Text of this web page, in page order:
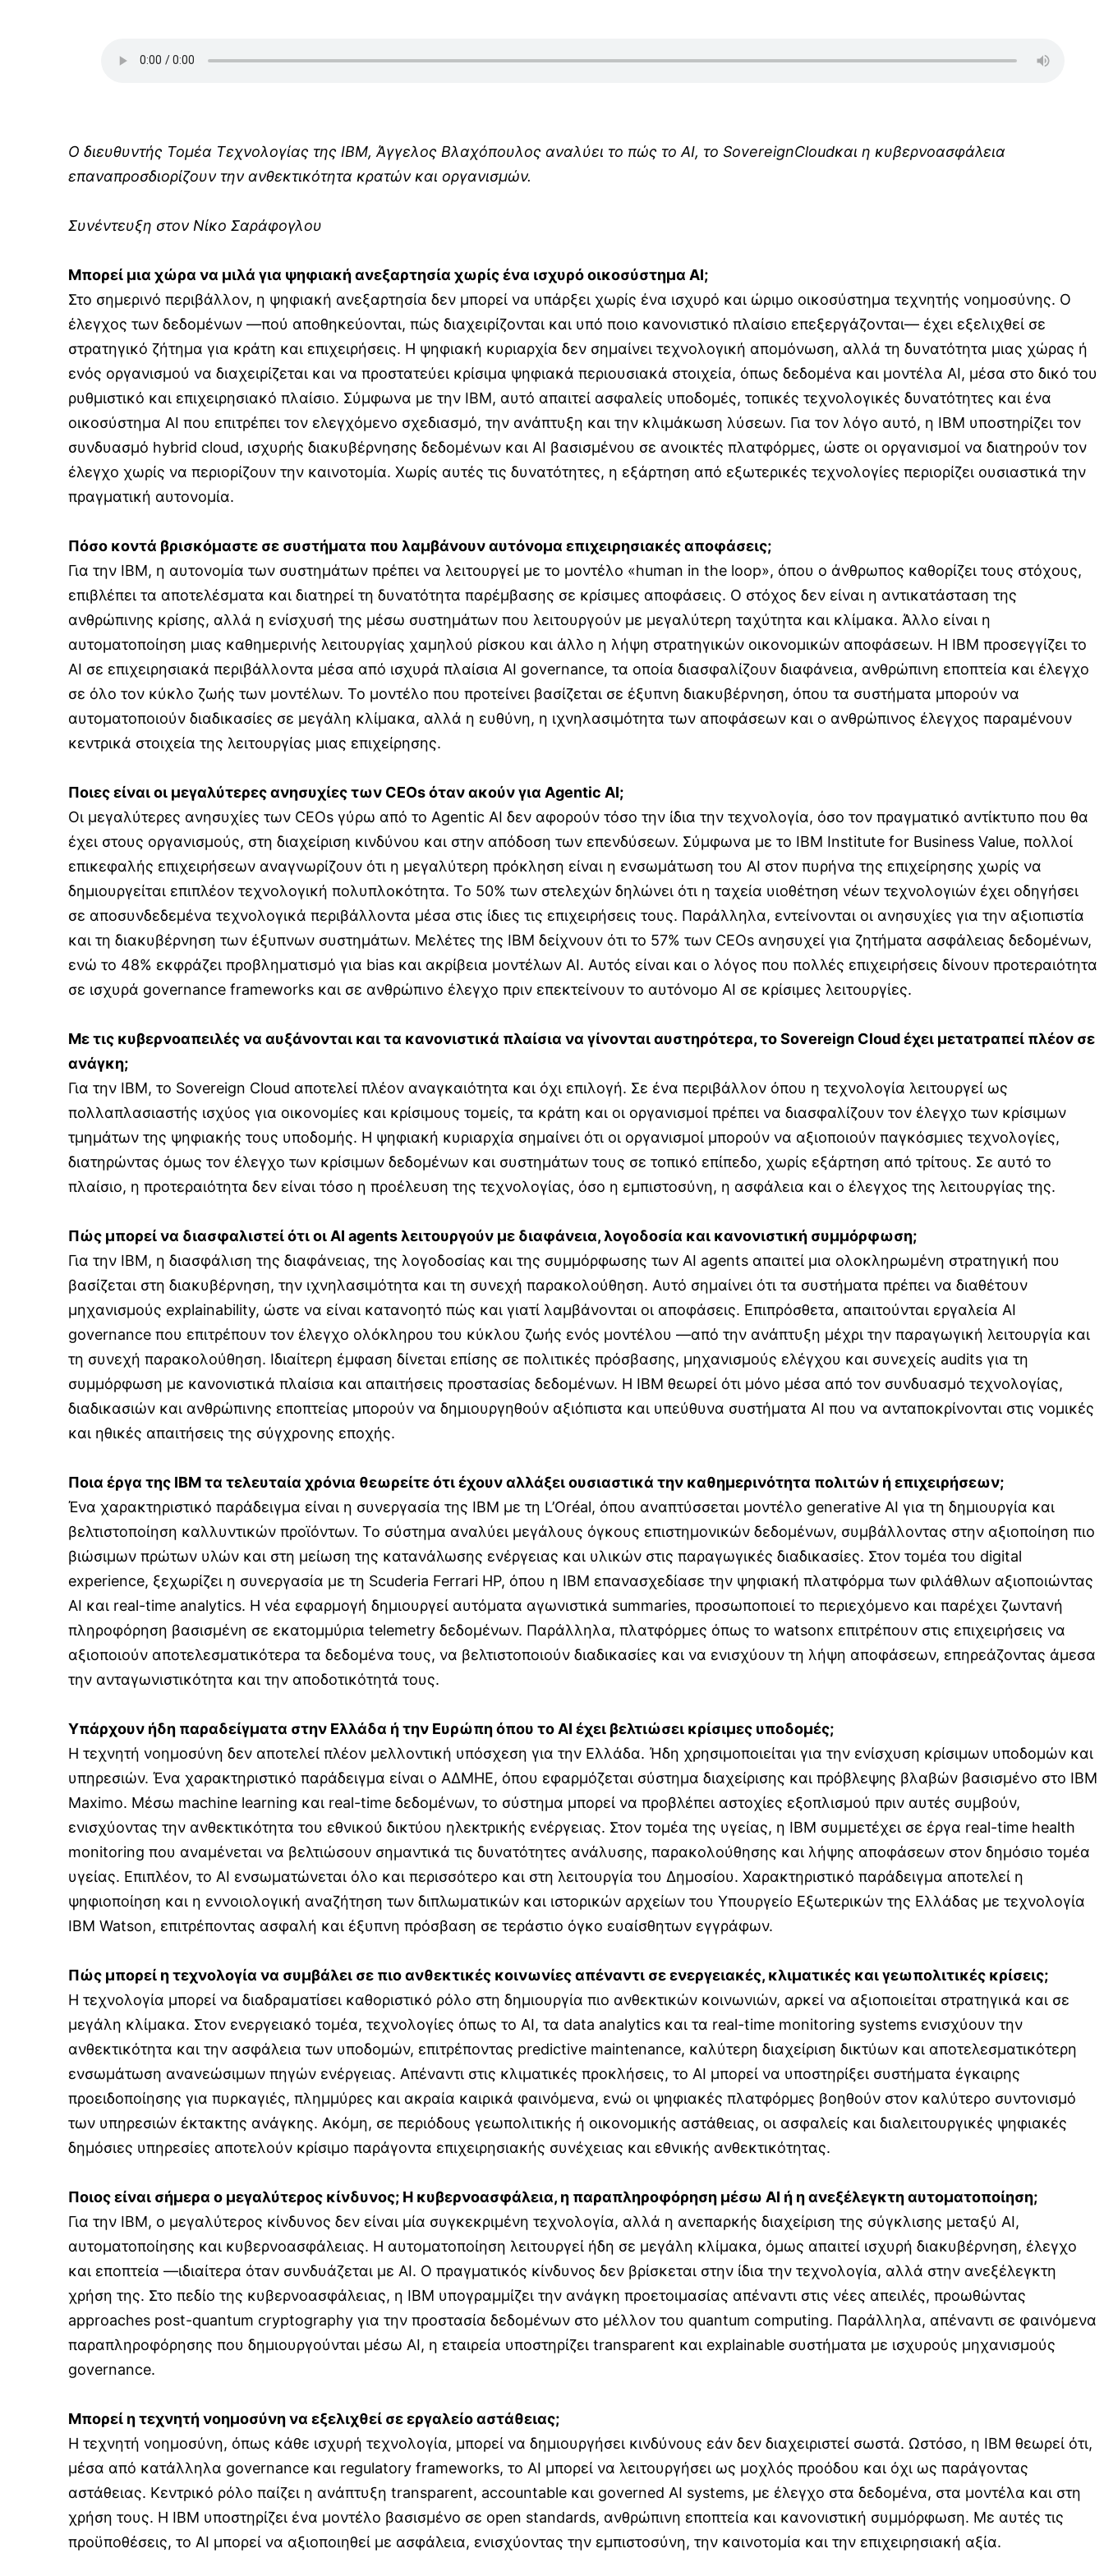
Ο διευθυντής Τομέα Τεχνολογίας της ΙΒΜ, Άγγελος Βλαχόπουλος αναλύει το πώς το AI, το SovereignCloudκαι η κυβερνοασφάλεια
επαναπροσδιορίζουν την ανθεκτικότητα κρατών και οργανισμών.
Συνέντευξη στον Νίκο Σαράφογλου
Μπορεί μια χώρα να μιλά για ψηφιακή ανεξαρτησία χωρίς ένα ισχυρό οικοσύστημα AI;
Στο σημερινό περιβάλλον, η ψηφιακή ανεξαρτησία δεν μπορεί να υπάρξει χωρίς ένα ισχυρό και ώριμο οικοσύστημα τεχνητής νοημοσύνης. Ο
έλεγχος των δεδομένων —πού αποθηκεύονται, πώς διαχειρίζονται και υπό ποιο κανονιστικό πλαίσιο επεξεργάζονται— έχει εξελιχθεί σε
στρατηγικό ζήτημα για κράτη και επιχειρήσεις. Η ψηφιακή κυριαρχία δεν σημαίνει τεχνολογική απομόνωση, αλλά τη δυνατότητα μιας χώρας ή
ενός οργανισμού να διαχειρίζεται και να προστατεύει κρίσιμα ψηφιακά περιουσιακά στοιχεία, όπως δεδομένα και μοντέλα AI, μέσα στο δικό του
ρυθμιστικό και επιχειρησιακό πλαίσιο. Σύμφωνα με την IBM, αυτό απαιτεί ασφαλείς υποδομές, τοπικές τεχνολογικές δυνατότητες και ένα
οικοσύστημα AI που επιτρέπει τον ελεγχόμενο σχεδιασμό, την ανάπτυξη και την κλιμάκωση λύσεων. Για τον λόγο αυτό, η IBM υποστηρίζει τον
συνδυασμό hybrid cloud, ισχυρής διακυβέρνησης δεδομένων και AI βασισμένου σε ανοικτές πλατφόρμες, ώστε οι οργανισμοί να διατηρούν τον
έλεγχο χωρίς να περιορίζουν την καινοτομία. Χωρίς αυτές τις δυνατότητες, η εξάρτηση από εξωτερικές τεχνολογίες περιορίζει ουσιαστικά την
πραγματική αυτονομία.
Πόσο κοντά βρισκόμαστε σε συστήματα που λαμβάνουν αυτόνομα επιχειρησιακές αποφάσεις;
Για την IBM, η αυτονομία των συστημάτων πρέπει να λειτουργεί με το μοντέλο «human in the loop», όπου ο άνθρωπος καθορίζει τους στόχους,
επιβλέπει τα αποτελέσματα και διατηρεί τη δυνατότητα παρέμβασης σε κρίσιμες αποφάσεις. Ο στόχος δεν είναι η αντικατάσταση της
ανθρώπινης κρίσης, αλλά η ενίσχυσή της μέσω συστημάτων που λειτουργούν με μεγαλύτερη ταχύτητα και κλίμακα. Άλλο είναι η
αυτοματοποίηση μιας καθημερινής λειτουργίας χαμηλού ρίσκου και άλλο η λήψη στρατηγικών οικονομικών αποφάσεων. Η IBM προσεγγίζει το
AI σε επιχειρησιακά περιβάλλοντα μέσα από ισχυρά πλαίσια AI governance, τα οποία διασφαλίζουν διαφάνεια, ανθρώπινη εποπτεία και έλεγχο
σε όλο τον κύκλο ζωής των μοντέλων. Το μοντέλο που προτείνει βασίζεται σε έξυπνη διακυβέρνηση, όπου τα συστήματα μπορούν να
αυτοματοποιούν διαδικασίες σε μεγάλη κλίμακα, αλλά η ευθύνη, η ιχνηλασιμότητα των αποφάσεων και ο ανθρώπινος έλεγχος παραμένουν
κεντρικά στοιχεία της λειτουργίας μιας επιχείρησης.
Ποιες είναι οι μεγαλύτερες ανησυχίες των CEOsόταν ακούν για Agentic AI;
Οι μεγαλύτερες ανησυχίες των CEOs γύρω από το Agentic AI δεν αφορούν τόσο την ίδια την τεχνολογία, όσο τον πραγματικό αντίκτυπο που θα
έχει στους οργανισμούς, στη διαχείριση κινδύνου και στην απόδοση των επενδύσεων. Σύμφωνα με το IBM Institute for Business Value, πολλοί
επικεφαλής επιχειρήσεων αναγνωρίζουν ότι η μεγαλύτερη πρόκληση είναι η ενσωμάτωση του AI στον πυρήνα της επιχείρησης χωρίς να
δημιουργείται επιπλέον τεχνολογική πολυπλοκότητα. Το 50% των στελεχών δηλώνει ότι η ταχεία υιοθέτηση νέων τεχνολογιών έχει οδηγήσει
σε αποσυνδεδεμένα τεχνολογικά περιβάλλοντα μέσα στις ίδιες τις επιχειρήσεις τους. Παράλληλα, εντείνονται οι ανησυχίες για την αξιοπιστία
και τη διακυβέρνηση των έξυπνων συστημάτων. Μελέτες της IBM δείχνουν ότι το 57% των CEOs ανησυχεί για ζητήματα ασφάλειας δεδομένων,
ενώ το 48% εκφράζει προβληματισμό για bias και ακρίβεια μοντέλων AI. Αυτός είναι και ο λόγος που πολλές επιχειρήσεις δίνουν προτεραιότητα
σε ισχυρά governance frameworks και σε ανθρώπινο έλεγχο πριν επεκτείνουν το αυτόνομο AI σε κρίσιμες λειτουργίες.
Με τις κυβερνοαπειλές να αυξάνονται και τα κανονιστικά πλαίσια να γίνονται αυστηρότερα, τοSovereign Cloudέχει μετατραπεί πλέον σε
ανάγκη;
Για την IBM, το Sovereign Cloud αποτελεί πλέον αναγκαιότητα και όχι επιλογή. Σε ένα περιβάλλον όπου η τεχνολογία λειτουργεί ως
πολλαπλασιαστής ισχύος για οικονομίες και κρίσιμους τομείς, τα κράτη και οι οργανισμοί πρέπει να διασφαλίζουν τον έλεγχο των κρίσιμων
τμημάτων της ψηφιακής τους υποδομής. Η ψηφιακή κυριαρχία σημαίνει ότι οι οργανισμοί μπορούν να αξιοποιούν παγκόσμιες τεχνολογίες,
διατηρώντας όμως τον έλεγχο των κρίσιμων δεδομένων και συστημάτων τους σε τοπικό επίπεδο, χωρίς εξάρτηση από τρίτους. Σε αυτό το
πλαίσιο, η προτεραιότητα δεν είναι τόσο η προέλευση της τεχνολογίας, όσο η εμπιστοσύνη, η ασφάλεια και ο έλεγχος της λειτουργίας της.
Πώς μπορεί να διασφαλιστεί ότι οι AI agents λειτουργούν με διαφάνεια, λογοδοσία και κανονιστική συμμόρφωση;
Για την IBM, η διασφάλιση της διαφάνειας, της λογοδοσίας και της συμμόρφωσης των AI agents απαιτεί μια ολοκληρωμένη στρατηγική που
βασίζεται στη διακυβέρνηση, την ιχνηλασιμότητα και τη συνεχή παρακολούθηση. Αυτό σημαίνει ότι τα συστήματα πρέπει να διαθέτουν
μηχανισμούς explainability, ώστε να είναι κατανοητό πώς και γιατί λαμβάνονται οι αποφάσεις. Επιπρόσθετα, απαιτούνται εργαλεία AI
governance που επιτρέπουν τον έλεγχο ολόκληρου του κύκλου ζωής ενός μοντέλου —από την ανάπτυξη μέχρι την παραγωγική λειτουργία και
τη συνεχή παρακολούθηση. Ιδιαίτερη έμφαση δίνεται επίσης σε πολιτικές πρόσβασης, μηχανισμούς ελέγχου και συνεχείς audits για τη
συμμόρφωση με κανονιστικά πλαίσια και απαιτήσεις προστασίας δεδομένων. Η IBM θεωρεί ότι μόνο μέσα από τον συνδυασμό τεχνολογίας,
διαδικασιών και ανθρώπινης εποπτείας μπορούν να δημιουργηθούν αξιόπιστα και υπεύθυνα συστήματα AI που να ανταποκρίνονται στις νομικές
και ηθικές απαιτήσεις της σύγχρονης εποχής.
Ποια έργα της IBMτα τελευταία χρόνια θεωρείτε ότι έχουν αλλάξει ουσιαστικά την καθημερινότητα πολιτών ή επιχειρήσεων;
Ένα χαρακτηριστικό παράδειγμα είναι η συνεργασία της IBM με τη L’Oréal, όπου αναπτύσσεται μοντέλο generative AI για τη δημιουργία και
βελτιστοποίηση καλλυντικών προϊόντων. Το σύστημα αναλύει μεγάλους όγκους επιστημονικών δεδομένων, συμβάλλοντας στην αξιοποίηση πιο
βιώσιμων πρώτων υλών και στη μείωση της κατανάλωσης ενέργειας και υλικών στις παραγωγικές διαδικασίες. Στον τομέα του digital
experience, ξεχωρίζει η συνεργασία με τη Scuderia Ferrari HP, όπου η IBM επανασχεδίασε την ψηφιακή πλατφόρμα των φιλάθλων αξιοποιώντας
AI και real-time analytics. Η νέα εφαρμογή δημιουργεί αυτόματα αγωνιστικά summaries, προσωποποιεί το περιεχόμενο και παρέχει ζωντανή
πληροφόρηση βασισμένη σε εκατομμύρια telemetry δεδομένων. Παράλληλα, πλατφόρμες όπως το watsonx επιτρέπουν στις επιχειρήσεις να
αξιοποιούν αποτελεσματικότερα τα δεδομένα τους, να βελτιστοποιούν διαδικασίες και να ενισχύουν τη λήψη αποφάσεων, επηρεάζοντας άμεσα
την ανταγωνιστικότητα και την αποδοτικότητά τους.
Υπάρχουν ήδη παραδείγματα στην Ελλάδα ή την Ευρώπη όπου το AI έχει βελτιώσει κρίσιμες υποδομές;
Η τεχνητή νοημοσύνη δεν αποτελεί πλέον μελλοντική υπόσχεση για την Ελλάδα. Ήδη χρησιμοποιείται για την ενίσχυση κρίσιμων υποδομών και
υπηρεσιών. Ένα χαρακτηριστικό παράδειγμα είναι ο ΑΔΜΗΕ, όπου εφαρμόζεται σύστημα διαχείρισης και πρόβλεψης βλαβών βασισμένο στο IBM
Maximo. Μέσω machine learning και real-time δεδομένων, το σύστημα μπορεί να προβλέπει αστοχίες εξοπλισμού πριν αυτές συμβούν,
ενισχύοντας την ανθεκτικότητα του εθνικού δικτύου ηλεκτρικής ενέργειας. Στον τομέα της υγείας, η IBM συμμετέχει σε έργα real-time health
monitoring που αναμένεται να βελτιώσουν σημαντικά τις δυνατότητες ανάλυσης, παρακολούθησης και λήψης αποφάσεων στον δημόσιο τομέα
υγείας. Επιπλέον, το AI ενσωματώνεται όλο και περισσότερο και στη λειτουργία του Δημοσίου. Χαρακτηριστικό παράδειγμα αποτελεί η
ψηφιοποίηση και η εννοιολογική αναζήτηση των διπλωματικών και ιστορικών αρχείων του Υπουργείο Εξωτερικών της Ελλάδας με τεχνολογία
IBM Watson, επιτρέποντας ασφαλή και έξυπνη πρόσβαση σε τεράστιο όγκο ευαίσθητων εγγράφων.
Πώς μπορεί η τεχνολογία να συμβάλει σε πιο ανθεκτικές κοινωνίες απέναντι σε ενεργειακές, κλιματικές και γεωπολιτικές κρίσεις;
Η τεχνολογία μπορεί να διαδραματίσει καθοριστικό ρόλο στη δημιουργία πιο ανθεκτικών κοινωνιών, αρκεί να αξιοποιείται στρατηγικά και σε
μεγάλη κλίμακα. Στον ενεργειακό τομέα, τεχνολογίες όπως το AI, τα data analytics και τα real-time monitoring systems ενισχύουν την
ανθεκτικότητα και την ασφάλεια των υποδομών, επιτρέποντας predictive maintenance, καλύτερη διαχείριση δικτύων και αποτελεσματικότερη
ενσωμάτωση ανανεώσιμων πηγών ενέργειας. Απέναντι στις κλιματικές προκλήσεις, το AI μπορεί να υποστηρίξει συστήματα έγκαιρης
προειδοποίησης για πυρκαγιές, πλημμύρες και ακραία καιρικά φαινόμενα, ενώ οι ψηφιακές πλατφόρμες βοηθούν στον καλύτερο συντονισμό
των υπηρεσιών έκτακτης ανάγκης. Ακόμη, σε περιόδους γεωπολιτικής ή οικονομικής αστάθειας, οι ασφαλείς και διαλειτουργικές ψηφιακές
δημόσιες υπηρεσίες αποτελούν κρίσιμο παράγοντα επιχειρησιακής συνέχειας και εθνικής ανθεκτικότητας.
Ποιος είναι σήμερα ο μεγαλύτερος κίνδυνος; Η κυβερνοασφάλεια, η παραπληροφόρηση μέσω AI ή η ανεξέλεγκτη αυτοματοποίηση;
Για την IBM, ο μεγαλύτερος κίνδυνος δεν είναι μία συγκεκριμένη τεχνολογία, αλλά η ανεπαρκής διαχείριση της σύγκλισης μεταξύ AI,
αυτοματοποίησης και κυβερνοασφάλειας. Η αυτοματοποίηση λειτουργεί ήδη σε μεγάλη κλίμακα, όμως απαιτεί ισχυρή διακυβέρνηση, έλεγχο
και εποπτεία —ιδιαίτερα όταν συνδυάζεται με AI. Ο πραγματικός κίνδυνος δεν βρίσκεται στην ίδια την τεχνολογία, αλλά στην ανεξέλεγκτη
χρήση της. Στο πεδίο της κυβερνοασφάλειας, η IBM υπογραμμίζει την ανάγκη προετοιμασίας απέναντι στις νέες απειλές, προωθώντας
approaches post-quantum cryptography για την προστασία δεδομένων στο μέλλον του quantum computing. Παράλληλα, απέναντι σε φαινόμενα
παραπληροφόρησης που δημιουργούνται μέσω AI, η εταιρεία υποστηρίζει transparent και explainable συστήματα με ισχυρούς μηχανισμούς
governance.
Μπορεί η τεχνητή νοημοσύνη να εξελιχθεί σε εργαλείο αστάθειας;
Η τεχνητή νοημοσύνη, όπως κάθε ισχυρή τεχνολογία, μπορεί να δημιουργήσει κινδύνους εάν δεν διαχειριστεί σωστά. Ωστόσο, η IBM θεωρεί ότι,
μέσα από κατάλληλα governance και regulatory frameworks, το AI μπορεί να λειτουργήσει ως μοχλός προόδου και όχι ως παράγοντας
αστάθειας. Κεντρικό ρόλο παίζει η ανάπτυξη transparent, accountable και governed AI systems, με έλεγχο στα δεδομένα, στα μοντέλα και στη
χρήση τους. Η IBM υποστηρίζει ένα μοντέλο βασισμένο σε open standards, ανθρώπινη εποπτεία και κανονιστική συμμόρφωση. Με αυτές τις
προϋποθέσεις, το AI μπορεί να αξιοποιηθεί με ασφάλεια, ενισχύοντας την εμπιστοσύνη, την καινοτομία και την επιχειρησιακή αξία.